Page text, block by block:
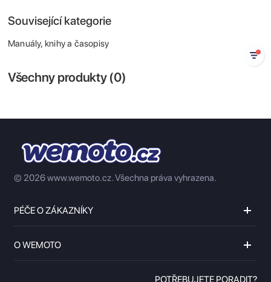
Související kategorie
Manuály, knihy a časopisy
Všechny produkty (0)
© 2026 www.wemoto.cz.Všechna práva vyhrazena.
PÉČE O ZÁKAZNÍKY
O WEMOTO
POTŘEBUJETE PORADIT?